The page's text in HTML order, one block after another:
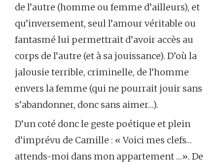
de l’autre (homme ou femme d’ailleurs), et
qu’inversement, seul l’amour véritable ou
fantasmé lui permettrait d’avoir accès au
corps de l’autre (et à sa jouissance). D’où la
jalousie terrible, criminelle, de l’homme
envers la femme (qui ne pourrait jouir sans
s’abandonner, donc sans aimer…).
D’un coté donc le geste poétique et plein
d’imprévu de Camille : « Voici mes clefs…
attends-moi dans mon appartement …». De